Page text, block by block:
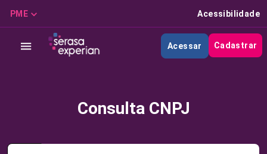
PME Acessibilidade
Acessar Cadastrar
Consulta CNPJ